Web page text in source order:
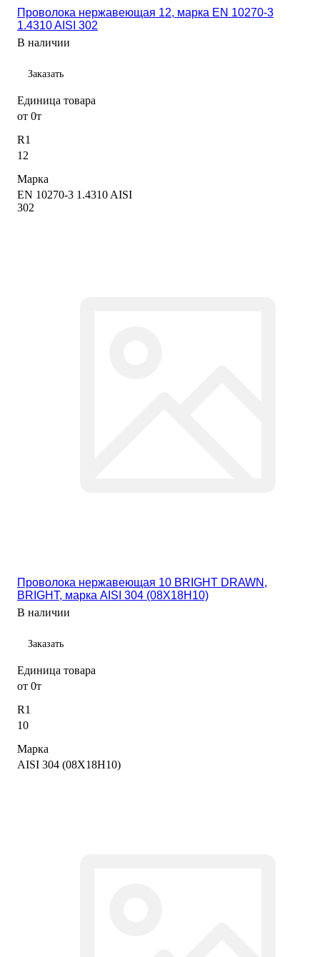
Проволока нержавеющая 12, марка EN 10270-3
1.4310 AISI 302
В наличии
Заказать
Единица товара
от 0т
R1
12
Марка
EN 10270-3 1.4310 AISI
302
Проволока нержавеющая 10 BRIGHT DRAWN,
BRIGHT, марка AISI 304 (08Х18Н10)
В наличии
Заказать
Единица товара
от 0т
R1
10
Марка
AISI 304 (08Х18Н10)